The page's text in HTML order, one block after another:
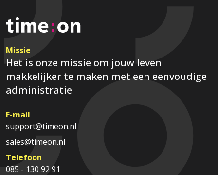
Missie
Het is onze missie om jouw leven
makkelijker te maken met een eenvoudige
administratie.
E-mail
support@timeon.nl
sales@timeon.nl
Telefoon
085 - 130 92 91